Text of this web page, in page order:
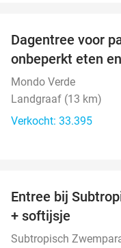
Dagentree voor
onbeperkt eten
Mondo Verde
Landgraaf (13 km)
Verkocht: 33.395
Entree bij
+ softijsje
Subtropisch